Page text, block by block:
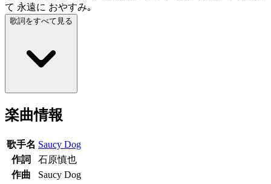
て 永遠に おやすみ｡
歌詞をすべて見る
楽曲情報
歌手名 Saucy Dog
作詞
石原慎也
作曲
Saucy Dog